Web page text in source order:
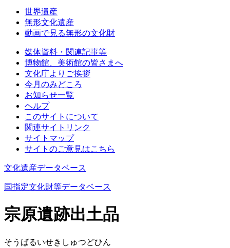
世界遺産
無形文化遺産
動画で見る無形の文化財
媒体資料・関連記事等
博物館、美術館の皆さまへ
文化庁よりご挨拶
今月のみどころ
お知らせ一覧
ヘルプ
このサイトについて
関連サイトリンク
サイトマップ
サイトのご意見はこちら
文化遺産データベース
国指定文化財等データベース
宗原遺跡出土品
そうばるいせきしゅつどひん